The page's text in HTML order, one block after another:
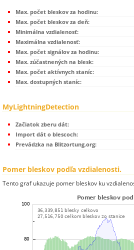
Max. počet bleskov za hodinu:
Max. počet bleskov za deň:
Minimálna vzdialenosť:
Maximálna vzdialenosť:
Max. počet signálov za hodinu:
Max. zúčastnených na blesk:
Max. počet aktívnych staníc:
Max. dostupných staníc:
MyLightningDetection
Začiatok zberu dát:
Import dát o blescoch:
Prevádzka na Blitzortung.org:
Pomer bleskov podľa vzdialenosti.
Tento graf ukazuje pomer bleskov ku